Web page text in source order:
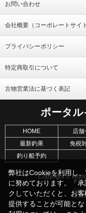
お問い合わせ
会社概要（コーポレートサイト
プライバシーポリシー
特定商取引について
古物営業法に基づく表記
ポータ
HOME 店舗
最新釣果
免税
釣り船予約
Copyright ©
弊社はCookieを利用し
に努めております。「
クしていただくと、お
提供することが可能と